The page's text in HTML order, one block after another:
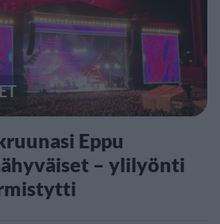
Eppu
– ylilyönti